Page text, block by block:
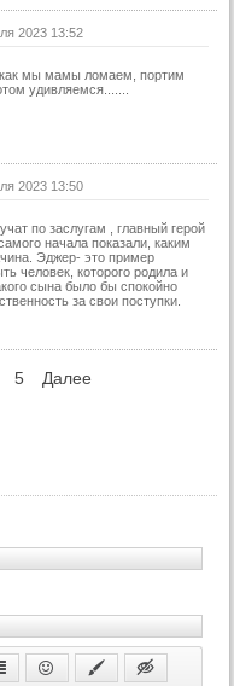
2023 13:52
мы мамы ломаем, портим
удивляемся.......
2023 13:50
по заслугам , главный герой
начала показали, каким
Эджер- это пример
человек, которого родила и
сына было бы спокойно
за свои поступки.
5 Далее